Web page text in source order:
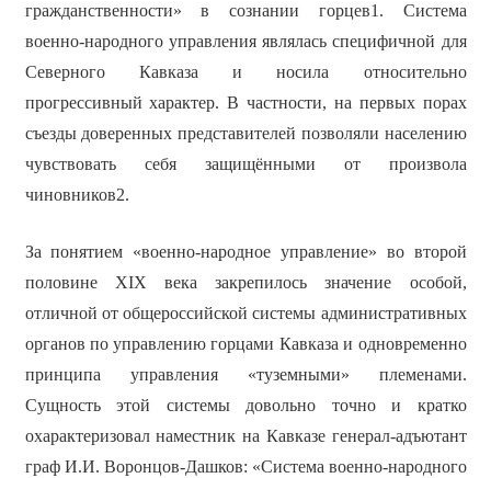
гражданственности» в сознании горцев1. Система
военно-народного управления являлась специфичной для
Северного Кавказа и носила относительно
прогрессивный характер. В частности, на первых порах
съезды доверенных представителей позволяли населению
чувствовать себя защищёнными от произвола
чиновников2.
За понятием «военно-народное управление» во второй
половине XIX века закрепилось значение особой,
отличной от общероссийской системы административных
органов по управлению горцами Кавказа и одновременно
принципа управления «туземными» племенами.
Сущность этой системы довольно точно и кратко
охарактеризовал наместник на Кавказе генерал-адъютант
граф И.И. Воронцов-Дашков: «Система военно-народного